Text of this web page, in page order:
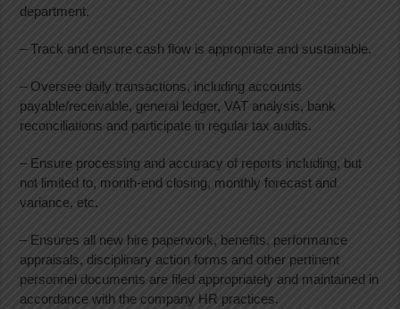
department.
– Track and ensure cash flow is appropriate and sustainable.
– Oversee daily transactions, including accounts
payable/receivable, general ledger, VAT analysis, bank
reconciliations and participate in regular tax audits.
– Ensure processing and accuracy of reports including, but
not limited to, month-end closing, monthly forecast and
variance, etc.
– Ensures all new hire paperwork, benefits, performance
appraisals, disciplinary action forms and other pertinent
personnel documents are filed appropriately and maintained in
accordance with the company HR practices.